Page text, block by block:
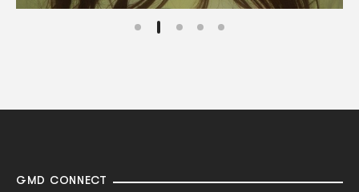
GMD CONNECT